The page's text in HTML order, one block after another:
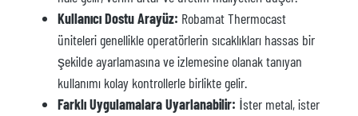
Kullanıcı Dostu Arayüz: Robamat Thermocast
üniteleri genellikle operatörlerin sıcaklıkları hassas bir
şekilde ayarlamasına ve izlemesine olanak tanıyan
kullanımı kolay kontrollerle birlikte gelir.
Farklı Uygulamalara Uyarlanabilir: İster metal, ister